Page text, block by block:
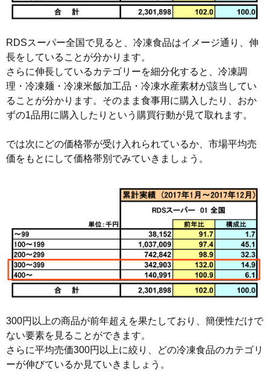
RDSスーパー全国で見ると、冷凍食品はイメージ通り、伸
長をしていることが分かります。
さらに伸長しているカテゴリーを細分化すると、冷凍調
理・冷凍麺・冷凍米飯加工品・冷凍水産素材が該当してい
ることが分かります。そのまま食事用に購入したり、おか
ずの1品用に購入したりという購買行動が見て取れます。
では次にどの価格帯が受け入れられているか、市場平均売
価をもとにして価格帯別でみていきましょう。
300円以上の商品が前年超えを果たしており、簡便性だけで
ない要素を見ることができます。
さらに平均売価300円以上に絞り、どの冷凍食品のカテゴリ
ーが伸びているか見ていきましょう。